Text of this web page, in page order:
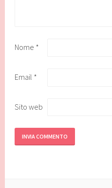
Nome *
Email *
Sito web